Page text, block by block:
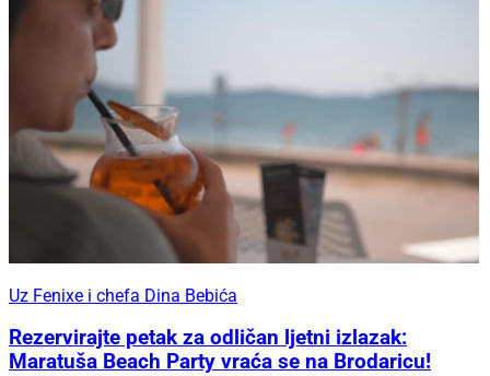
Uz Fenixe i chefa Dina Bebića
Rezervirajte petak za odličan ljetni izlazak:
Maratuša Beach Party vraća se na Brodaricu!